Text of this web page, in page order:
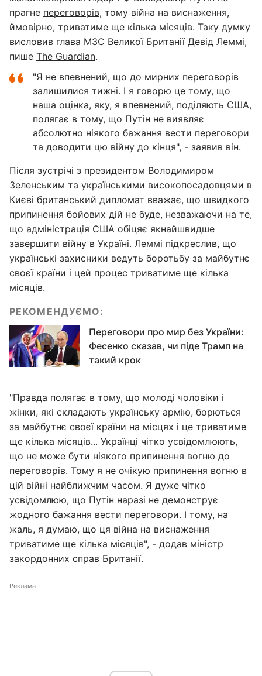
прагне переговорів, тому війна на виснаження,
ймовірно, триватиме ще кілька місяців. Таку думку
висловив глава МЗС Великої Британії Девід Леммі,
пише The Guardian.
"Я не впевнений, що до мирних переговорів
залишилися тижні. І я говорю це тому, що
наша оцінка, яку, я впевнений, поділяють США,
полягає в тому, що Путін не виявляє
абсолютно ніякого бажання вести переговори
та доводити цю війну до кінця", - заявив він.
Після зустрічі з президентом Володимиром
Зеленським та українськими високопосадовцями в
Києві британський дипломат вважає, що швидкого
припинення бойових дій не буде, незважаючи на те,
що адміністрація США обіцяє якнайшвидше
завершити війну в Україні. Леммі підкреслив, що
українські захисники ведуть боротьбу за майбутнє
своєї країни і цей процес триватиме ще кілька
місяців.
РЕКОМЕНДУЄМО:
Переговори про мир без України:
Фесенко сказав, чи піде Трамп на
такий крок
"Правда полягає в тому, що молоді чоловіки і
жінки, які складають українську армію, борються
за майбутнє своєї країни на місцях і це триватиме
ще кілька місяців... Українці чітко усвідомлюють,
що не може бути ніякого припинення вогню до
переговорів. Тому я не очікую припинення вогню в
цій війні найближчим часом. Я дуже чітко
усвідомлюю, що Путін наразі не демонструє
жодного бажання вести переговори. І тому, на
жаль, я думаю, що ця війна на виснаження
триватиме ще кілька місяців", - додав міністр
закордонних справ Британії.
Реклама